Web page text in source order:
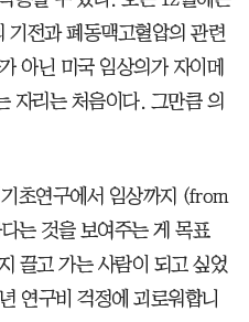
기전과 폐동맥고혈압의 관련
아닌 미국 임상의가 자이메
자리는 처음이다. 그만큼 의
초연구에서 임상까지 (from
는 것을 보여주는 게 목표
끌고 가는 사람이 되고 싶었
연구비 걱정에 괴로워합니